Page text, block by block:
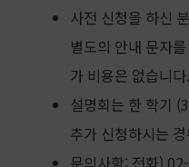
사전 신청을 하신
별도의 안내 문자
가 비용은 없습니다.
설명회는 한 학기
추가 신청하시는
문의사항: 전화)